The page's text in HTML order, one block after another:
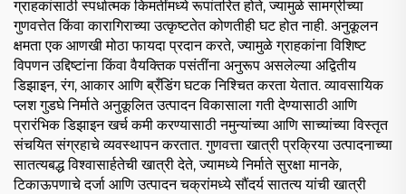
ग्राहकांसाठी स्पर्धात्मक किमतींमध्ये रूपांतरित होते, ज्यामुळे सामग्रीच्या
गुणवत्तेत किंवा कारागिराच्या उत्कृष्टतेत कोणतीही घट होत नाही. अनुकूलन
क्षमता एक आणखी मोठा फायदा प्रदान करते, ज्यामुळे ग्राहकांना विशिष्ट
विपणन उद्दिष्टांना किंवा वैयक्तिक पसंतींना अनुरूप असलेल्या अद्वितीय
डिझाइन, रंग, आकार आणि ब्रँडिंग घटक निश्चित करता येतात. व्यावसायिक
प्लश गुडघे निर्माते अनुकूलित उत्पादन विकासाला गती देण्यासाठी आणि
प्रारंभिक डिझाइन खर्च कमी करण्यासाठी नमुन्यांच्या आणि साच्यांच्या विस्तृत
संचयित संग्रहाचे व्यवस्थापन करतात. गुणवत्ता खात्री प्रक्रिया उत्पादनाच्या
सातत्यबद्ध विश्वासार्हतेची खात्री देते, ज्यामध्ये निर्माते सुरक्षा मानके,
टिकाऊपणाचे दर्जा आणि उत्पादन चक्रांमध्ये सौंदर्य सातत्य यांची खात्री